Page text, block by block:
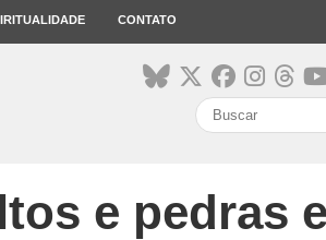
CONTATO
e pedras